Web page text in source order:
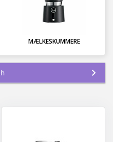
MÆLKESKUMMERE